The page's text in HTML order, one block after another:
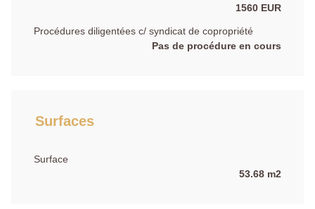
1560 EUR
Procédures diligentées c/ syndicat de copropriété
Pas de procédure en cours
Surfaces
Surface
53.68 m2